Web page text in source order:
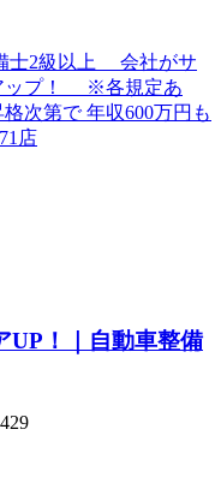
UP！｜自動車整備